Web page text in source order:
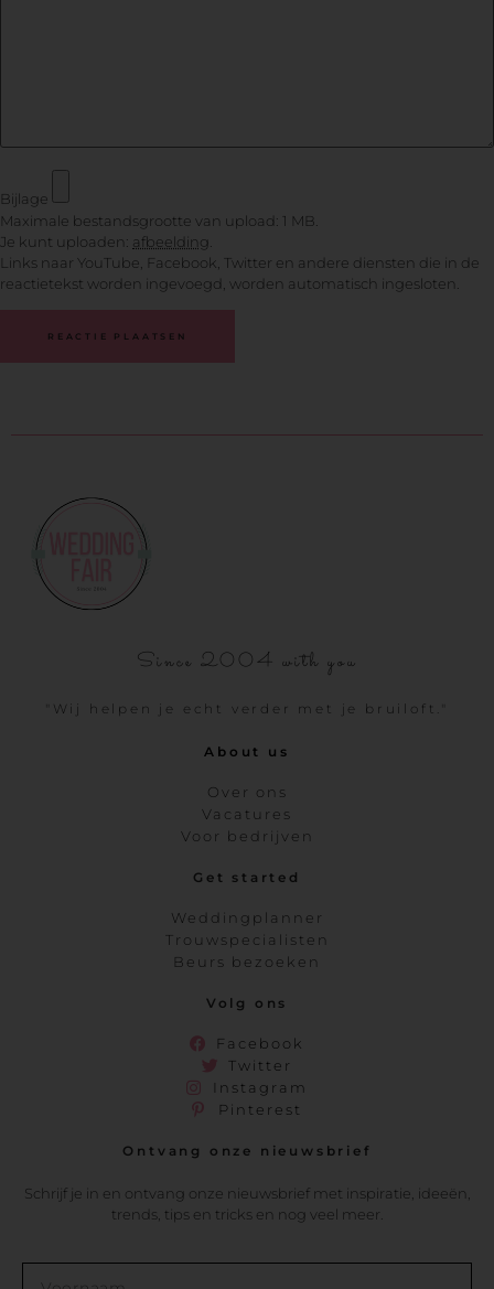
Bijlage
Maximale bestandsgrootte van upload: 1 MB.
Je kunt uploaden: afbeelding
Links naar YouTube, Facebook, Twitter en andere diensten die in de
reactietekst worden ingevoegd, worden automatisch ingesloten.
Since 2004 with you
"Wij helpen je echt verder met je bruiloft."
About us
Over ons
Vacatures
Voor bedrijven
Get started
Weddingplanner
Trouwspecialisten
Beurs bezoeken
Volg ons
Facebook
Twitter
Instagram
Pinterest
Ontvang onze nieuwsbrief
Schrijf je in en ontvang onze nieuwsbrief met inspiratie, ideeën,
trends, tips en tricks en nog veel meer.